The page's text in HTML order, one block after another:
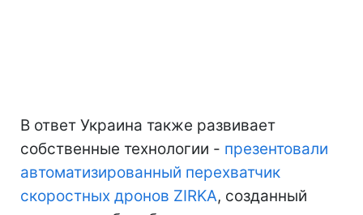
В ответ Украина также развивает
собственные технологии - презентовали
автоматизированный перехватчик
скоростных дронов ZIRKA, созданный